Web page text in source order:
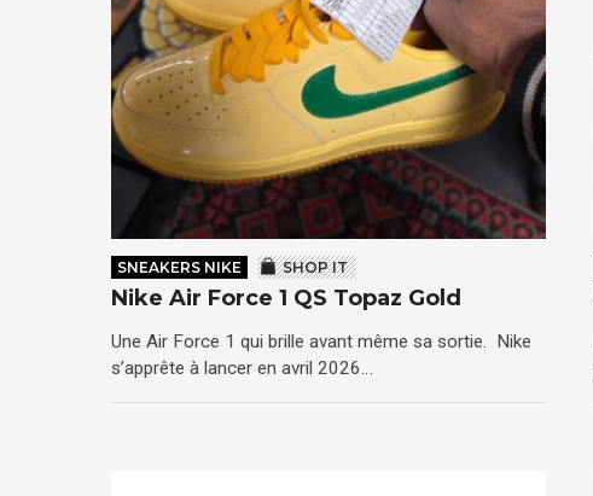
SNEAKERS NIKE SHOP IT
Nike Air Force 1 QS Topaz Gold
Une Air Force 1 qui brille avant même sa sortie. Nike
s’apprête à lancer en avril 2026…